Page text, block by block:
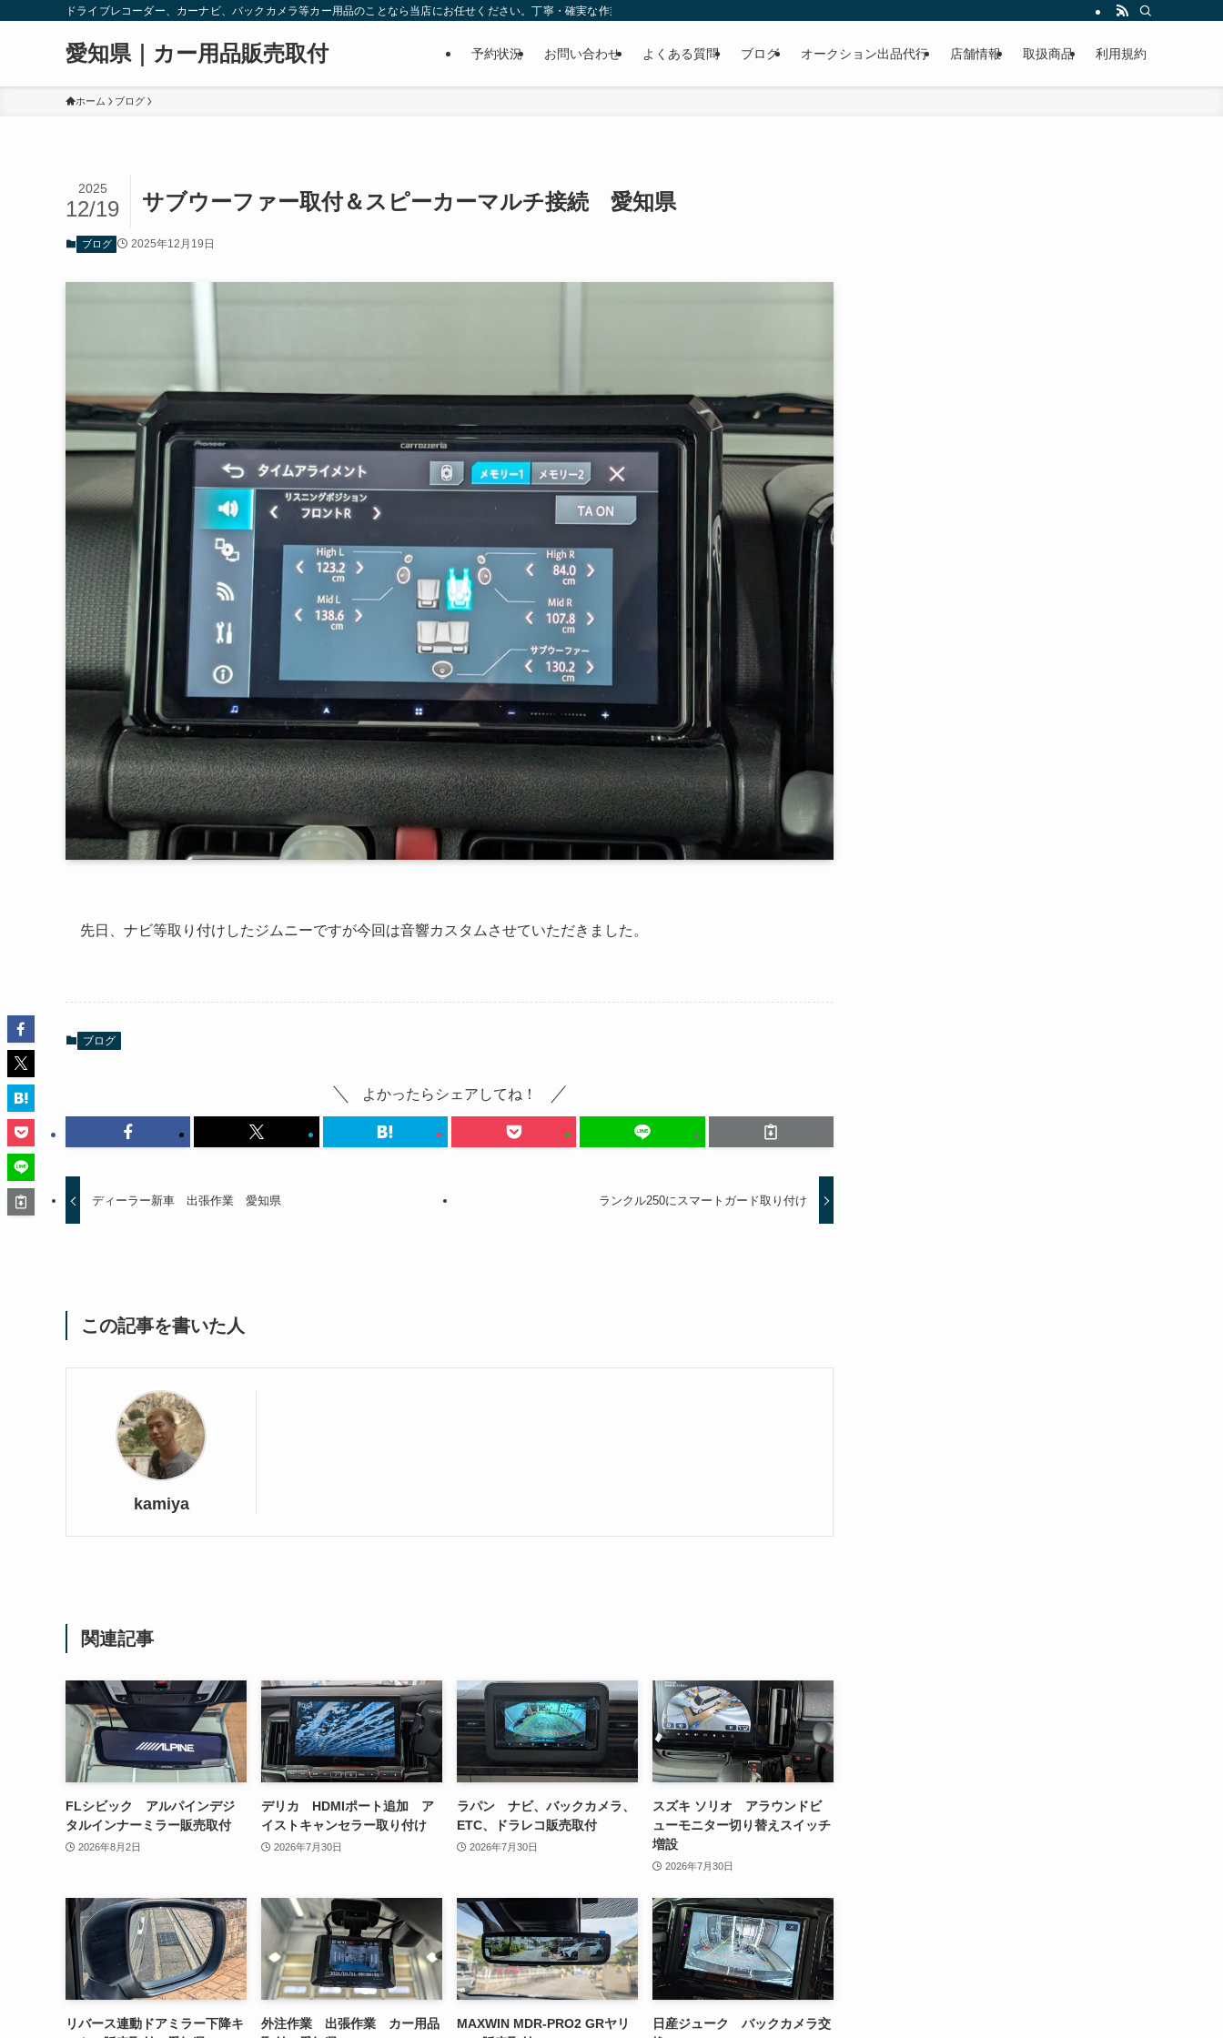
ドライブレコーダー、カーナビ、バックカメラ等カー用品のことなら当店にお任せください。丁寧・確実な作業で個人様だけでなくディーラーの外注作業もこなしています。出張対応、代車完備、見積り無料です。気軽にお問い合
愛知県｜カー用品販売取付 予約状況 お問い合わせ よくある質問 ブログ オークション出品代行 店舗情報 取扱商品 利用規約
ホーム ブログ
サブウーファー取付＆スピーカーマルチ接続 愛知県
2025
12/19
ブログ 2025年12月19日
先日、ナビ等取り付けしたジムニーですが今回は音響カスタムさせていただきました。
ブログ
よかったらシェアしてね！
ディーラー新車 出張作業 愛知県 ランクル250にスマートガード取り付け
この記事を書いた人
kamiya
関連記事
FLシビック アルパインデジ
タルインナーミラー販売取付
2026年8月2日
デリカ HDMIポート追加 ア
イストキャンセラー取り付け
2026年7月30日
ラパン ナビ、バックカメラ、
ETC、ドラレコ販売取付
2026年7月30日
スズキ ソリオ アラウンドビ
ューモニター切り替えスイッチ
増設
2026年7月30日
リバース連動ドアミラー下降キ
外注作業 出張作業 カー用品
MAXWIN MDR-PRO2 GRヤリ
日産ジューク バックカメラ交